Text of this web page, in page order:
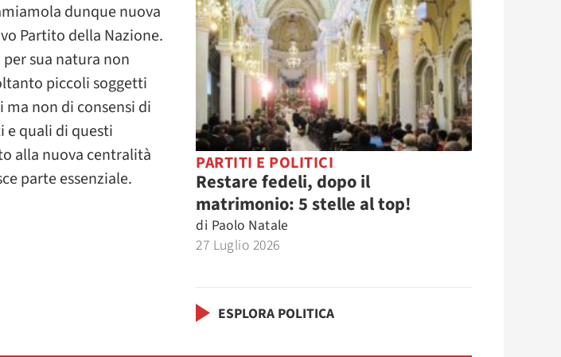
dunque nuova
Partito della Nazione.
sua natura non
piccoli soggetti
non di consensi di
e quali di questi
alla nuova centralità
parte essenziale.
PARTITI E POLITICI
Restare fedeli, dopo il
matrimonio: 5 stelle al top!
di Paolo Natale
27 Luglio 2026
ESPLORA POLITICA